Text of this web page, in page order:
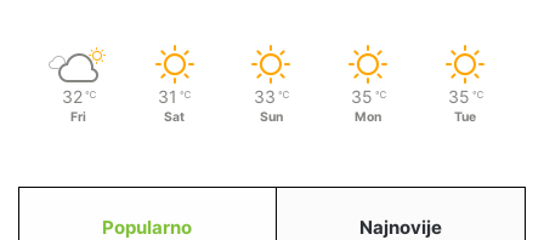
32 ℃
Fri
31 ℃
Sat
33 ℃
Sun
35 ℃
Mon
35 ℃
Tue
Popularno Najnovije